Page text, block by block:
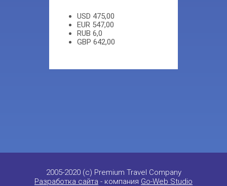
USD 475,00
EUR 547,00
RUB 6,0
GBP 642,00
2005-2020 (c) Premium Travel Company
Разработка сайта - компания Go-Web Studio